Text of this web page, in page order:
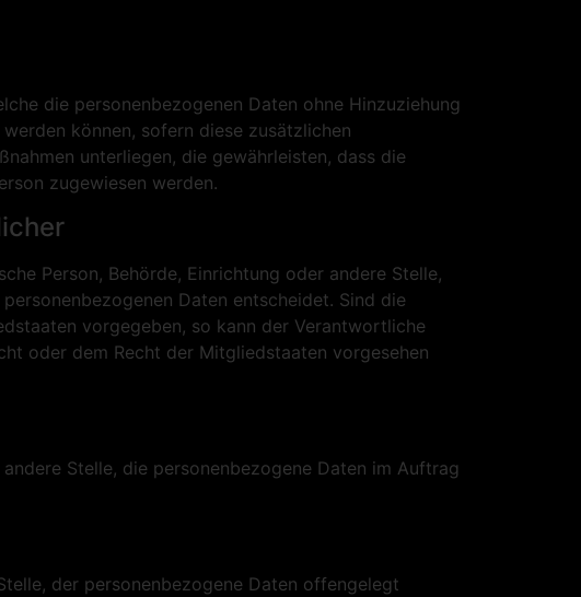
die personenbezogenen Daten ohne Hinzuziehung
können, sofern diese zusätzlichen
unterliegen, die gewährleisten, dass die
zugewiesen werden.
Person, Behörde, Einrichtung oder andere Stelle,
Daten entscheidet. Sind die
vorgegeben, so kann der Verantwortliche
oder dem Recht der Mitgliedstaaten vorgesehen
Stelle, die personenbezogene Daten im Auftrag
der personenbezogene Daten offengelegt